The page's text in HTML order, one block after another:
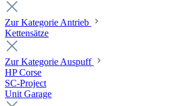
Zur Kategorie Antrieb
Kettensätze
Zur Kategorie Auspuff
HP Corse
SC-Project
Unit Garage